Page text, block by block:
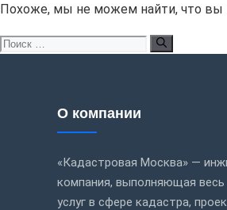
Похоже, мы не можем найти, что вы
Поиск:
О компании
«Кадастровая Москва» —
компания, выполняющая весь
услуг в сфере кадастра,